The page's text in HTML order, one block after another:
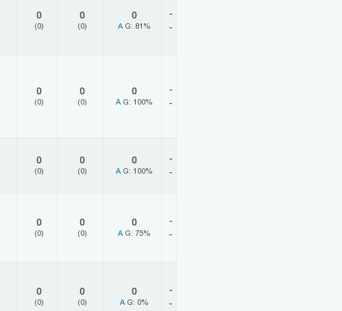
0
(0)
0
(0)
0
A G: 81%
-
-
0
(0)
0
(0)
0
A G: 100%
-
-
0
(0)
0
(0)
0
A G: 100%
-
-
0
(0)
0
(0)
0
A G: 75%
-
-
0
(0)
0
(0)
0
A G: 0%
-
-